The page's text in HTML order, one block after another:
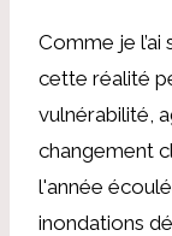
Comme je
cette réalité
vulnérabilité,
changement
l'année
inondations